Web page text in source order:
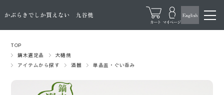
TOP
鏑木選定品
大樋焼
アイテムから探す
酒器 単品盃・ぐい呑み